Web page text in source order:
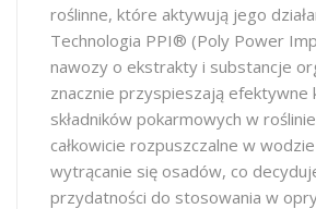
roślinne, które aktywują jego
Technologia PPI® (Poly Power
nawozy o ekstrakty i substancje
znacznie przyspieszają efektywne
składników pokarmowych w
całkowicie rozpuszczalne w
wytrącanie się osadów, co
przydatności do stosowania w